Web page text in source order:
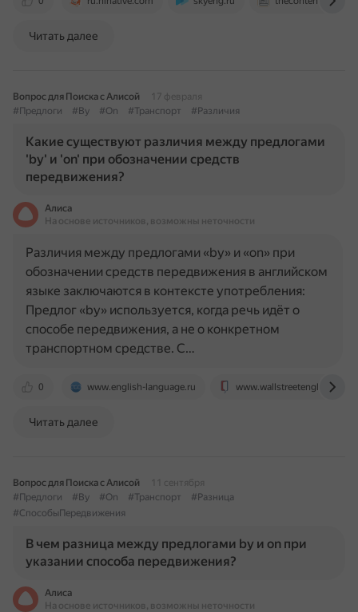
Читать далее
Вопрос для Поиска с Алисой
17 февраля
#Предлоги
#By #On #Транспорт #Различия
Какие существуют различия между предлогами
'by' и 'on' при обозначении средств
передвижения?
Алиса
На основе источников, возможны неточности
0 www.english-language.ru www.wallstreetenglish.ru
Различия между предлогами «by» и «on» при
обозначении средств передвижения в английском
языке заключаются в контексте употребления:
Предлог «by» используется, когда речь идёт о
способе передвижения, а не о конкретном
транспортном средстве. С…
Читать далее
Вопрос для Поиска с Алисой
11 сентября
#Предлоги
#By #On #Транспорт
#Разница
#СпособыПередвижения
В чем разница между предлогами by и on при
указании способа передвижения?
Алиса
На основе источников, возможны неточности